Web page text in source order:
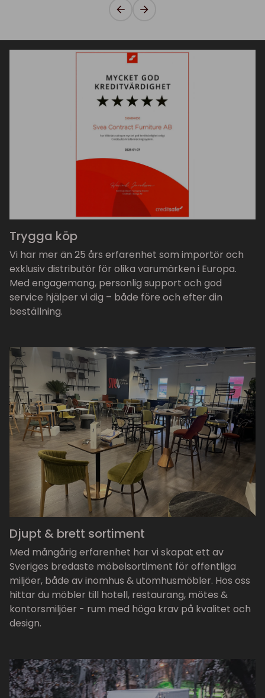
Trygga köp
Vi har mer än 25 års erfarenhet som importör och
exklusiv distributör för olika varumärken i Europa.
Med engagemang, personlig support och god
service hjälper vi dig – både före och efter din
beställning.
Djupt & brett sortiment
Med mångårig erfarenhet har vi skapat ett av
Sveriges bredaste möbelsortiment för offentliga
miljöer, både av inomhus & utomhusmöbler. Hos oss
hittar du möbler till hotell, restaurang, mötes &
kontorsmiljöer - rum med höga krav på kvalitet och
design.